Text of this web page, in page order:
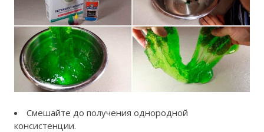
Смешайте до получения однородной
консистенции.